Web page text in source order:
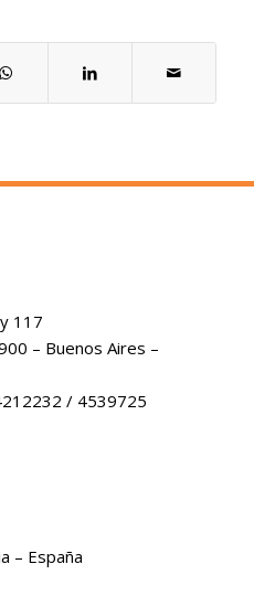
117
– Buenos Aires –
/ 4539725
– España